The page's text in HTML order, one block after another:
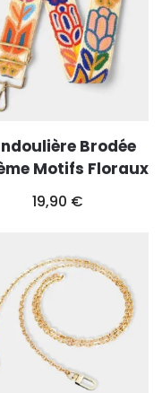
Brodée
Motifs Floraux
19,90 €